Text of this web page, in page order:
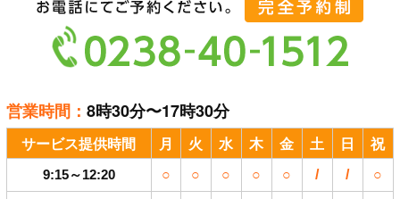
営業時間： 8時30分〜17時30分
サービス提供時間 月 火 水 木 金 土 日 祝
9:15～12:20 ○ ○ ○ ○ ○ / / ○